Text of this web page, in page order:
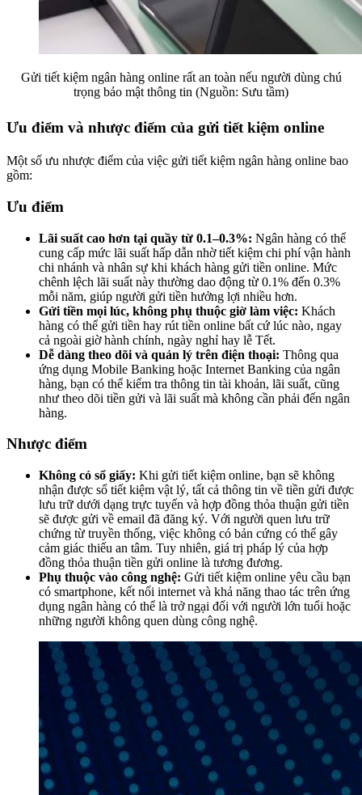
Gửi tiết kiệm ngân hàng online rất an toàn nếu người dùng chú
trọng bảo mật thông tin (Nguồn: Sưu tầm)
Ưu điểm và nhược điểm của gửi tiết kiệm online
Một số ưu nhược điểm của việc gửi tiết kiệm ngân hàng online bao
gồm:
Ưu điểm
Lãi suất cao hơn tại quầy từ 0.1–0.3%: Ngân hàng có thể
cung cấp mức lãi suất hấp dẫn nhờ tiết kiệm chi phí vận hành
chi nhánh và nhân sự khi khách hàng gửi tiền online. Mức
chênh lệch lãi suất này thường dao động từ 0.1% đến 0.3%
mỗi năm, giúp người gửi tiền hưởng lợi nhiều hơn.
Gửi tiền mọi lúc, không phụ thuộc giờ làm việc: Khách
hàng có thể gửi tiền hay rút tiền online bất cứ lúc nào, ngay
cả ngoài giờ hành chính, ngày nghỉ hay lễ Tết.
Dễ dàng theo dõi và quản lý trên điện thoại: Thông qua
ứng dụng Mobile Banking hoặc Internet Banking của ngân
hàng, bạn có thể kiểm tra thông tin tài khoản, lãi suất, cũng
như theo dõi tiền gửi và lãi suất mà không cần phải đến ngân
hàng.
Nhược điểm
Không có sổ giấy: Khi gửi tiết kiệm online, bạn sẽ không
nhận được sổ tiết kiệm vật lý, tất cả thông tin về tiền gửi được
lưu trữ dưới dạng trực tuyến và hợp đồng thỏa thuận gửi tiền
sẽ được gửi về email đã đăng ký. Với người quen lưu trữ
chứng từ truyền thống, việc không có bản cứng có thể gây
cảm giác thiếu an tâm. Tuy nhiên, giá trị pháp lý của hợp
đồng thỏa thuận tiền gửi online là tương đương.
Phụ thuộc vào công nghệ: Gửi tiết kiệm online yêu cầu bạn
có smartphone, kết nối internet và khả năng thao tác trên ứng
dụng ngân hàng có thể là trở ngại đối với người lớn tuổi hoặc
những người không quen dùng công nghệ.